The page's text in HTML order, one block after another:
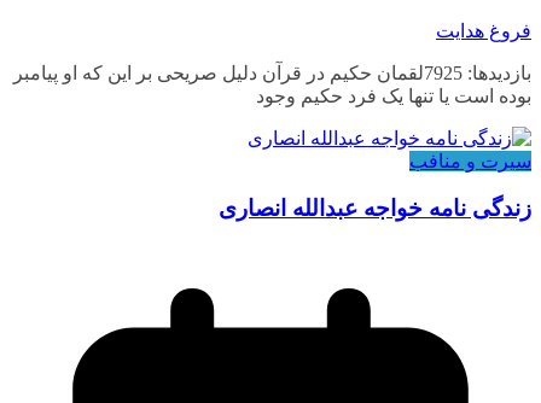
فروغ هدایت
بازدیدها: 7925لقمان حکیم در قرآن دلیل صریحی بر این که او پیامبر
بوده است یا تنها یک فرد حکیم وجود
سیرت و منافب
زندگی نامه خواجه عبدالله انصاری